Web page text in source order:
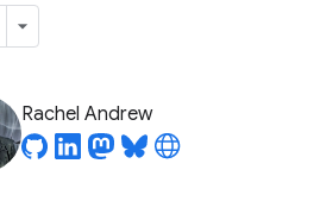
Rachel Andrew